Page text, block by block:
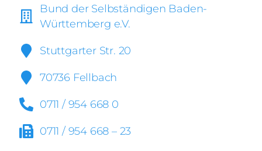
Bund der Selbständigen Baden-
Württemberg e.V.
Stuttgarter Str. 20
70736 Fellbach
0711 / 954 668 0
0711 / 954 668 – 23